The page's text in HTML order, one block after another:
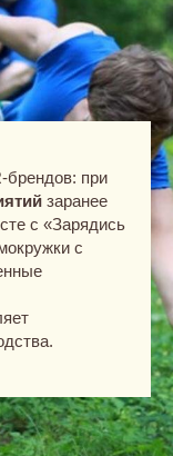
брендов: при
заранее
с «Зарядись
с